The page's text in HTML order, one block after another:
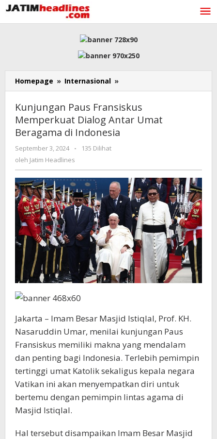
Lewati
ke
konten
Homepage » Internasional »
Paus
Memperkuat
Dialog
Indonesia
Kunjungan Paus Fransiskus
Memperkuat Dialog Antar Umat
Beragama di Indonesia
September 3, 2024
oleh
-
135 Dilihat
oleh Jatim Headlines
Jakarta – Imam Besar Masjid Istiqlal, Prof. KH.
Nasaruddin Umar, menilai kunjungan Paus
Fransiskus memiliki makna yang mendalam
dan penting bagi Indonesia. Terlebih pemimpin
tertinggi umat Katolik sekaligus kepala negara
Vatikan ini akan menyempatkan diri untuk
bertemu dengan pemimpin lintas agama di
Masjid Istiqlal.
Hal tersebut disampaikan Imam Besar Masjid